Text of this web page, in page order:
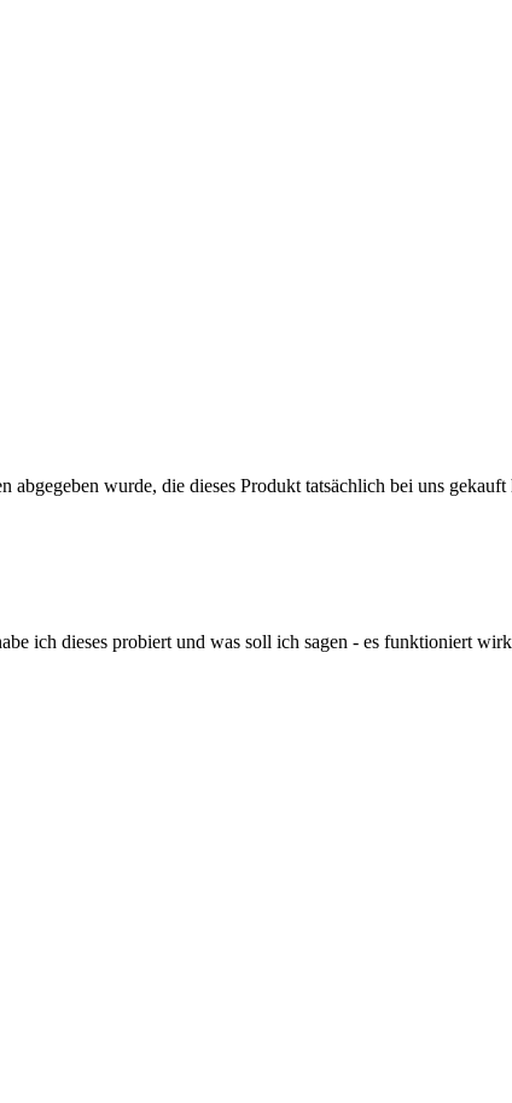
wurde, die dieses Produkt tatsächlich bei uns
ich dieses probiert und was soll ich sagen - es funktioniert